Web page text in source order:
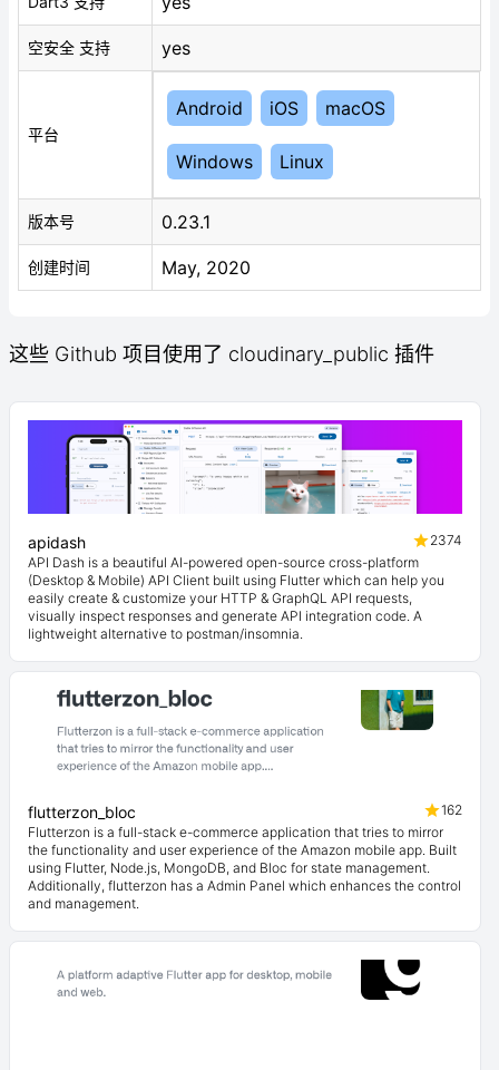
空安全 支持 yes
平台
Android iOS macOS
Windows Linux
版本号 0.23.1
创建时间 May, 2020
这些 Github 项目使用了 cloudinary_public 插件
apidash
2374
API Dash is a beautiful AI-powered open-source cross-platform
(Desktop & Mobile) API Client built using Flutter which can help you
easily create & customize your HTTP & GraphQL API requests,
visually inspect responses and generate API integration code. A
lightweight alternative to postman/insomnia.
flutterzon_bloc
162
Flutterzon is a full-stack e-commerce application that tries to mirror
the functionality and user experience of the Amazon mobile app. Built
using Flutter, Node.js, MongoDB, and Bloc for state management.
Additionally, flutterzon has a Admin Panel which enhances the control
and management.